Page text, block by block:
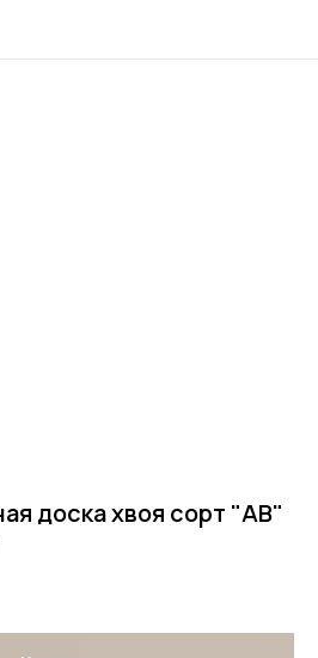
доска хвоя сорт "АВ"